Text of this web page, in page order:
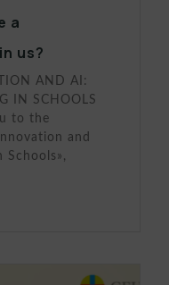
a
us?
AND AI:
IN SCHOOLS
to the
and
Schools»,